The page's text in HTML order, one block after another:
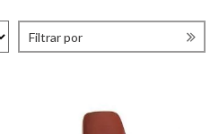
Filtrar por